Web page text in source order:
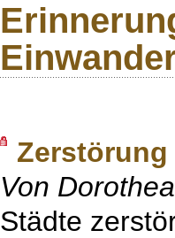
Von
Städte